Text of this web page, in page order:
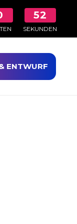
52
SEKUNDEN
ENTWURF